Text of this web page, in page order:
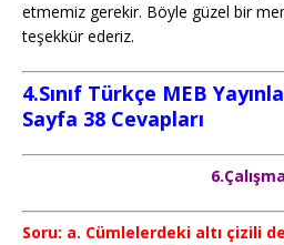
etmemiz gerekir. Böyle güzel bir
teşekkür ederiz.
4.Sınıf Türkçe MEB
Sayfa 38 Cevapları
6.Çalışma
Soru: a. Cümlelerdeki altı çizili